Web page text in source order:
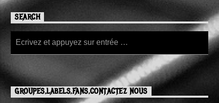
SEARCH
GROUPES,LABELS,FANS,CONTACTEZ NOUS